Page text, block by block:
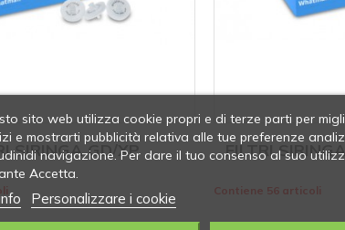
SIRINGA GD/XP FILTRI
Contiene 56 articoli
sito web utilizza cookie propri e di terze parti per
e mostrarti pubblicità relativa alle tue preferenze
navigazione. Per dare il tuo consenso al suo
Accetta.
Personalizzare i cookie